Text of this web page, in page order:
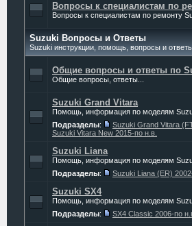
Вопросы к специалистам по
Вопросы к специалистам по ремонту
Suzuki Вопросы и Ответы
Suzuki инструкции, помощь, вопросы и
Общие вопросы и ответы по
Общие вопросы, ответы...
Suzuki Grand Vitara
Помощь, информация по моделям
Подразделы: Suzuki Grand Vitara
Suzuki Vitara New 2015-по н.в.
Suzuki Liana
Помощь, информация по моделям
Подразделы: Suzuki Liana (ER)
Suzuki SX4
Помощь, информация по моделям
Подразделы: SX4 Classic 2006-по